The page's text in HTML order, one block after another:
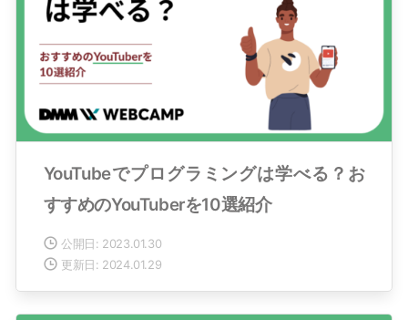
YouTubeでプログラミングは学べる？お
すすめのYouTuberを10選紹介
公開日: 2023.01.30
更新日: 2024.01.29